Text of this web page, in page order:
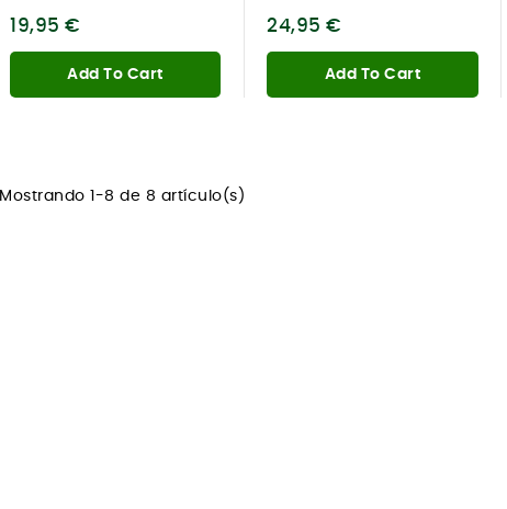
19,95 €
Add To Cart
24,95 €
Add To Cart
Mostrando 1-8 de 8 artículo(s)